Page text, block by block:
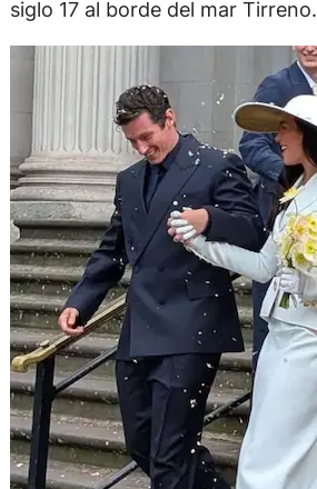
siglo 17 al borde del mar Tirreno.